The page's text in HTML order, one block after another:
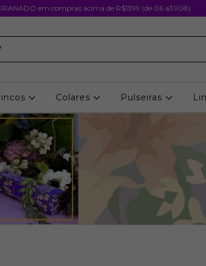
em compras acima de R$1399 (de 06 a31/08)
Colares Pulseiras